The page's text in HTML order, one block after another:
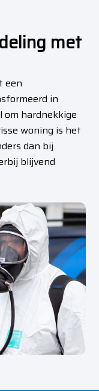
met
een
in
om hardnekkige
woning is het
dan bij
blijvend